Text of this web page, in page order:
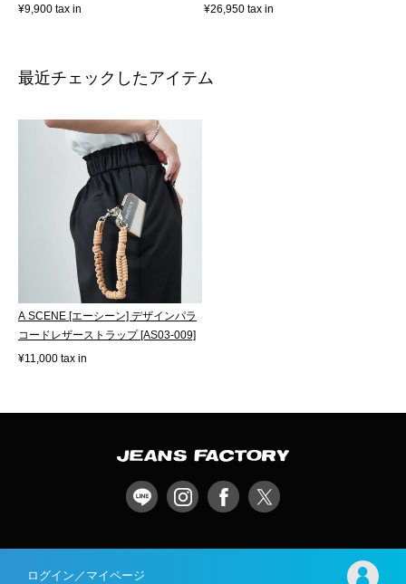
¥9,900 tax in ¥26,950 tax in
最近チェックしたアイテム
A SCENE [エーシーン] デザインパラ
コードレザーストラップ [AS03-009]
¥11,000 tax in
ログイン／マイページ